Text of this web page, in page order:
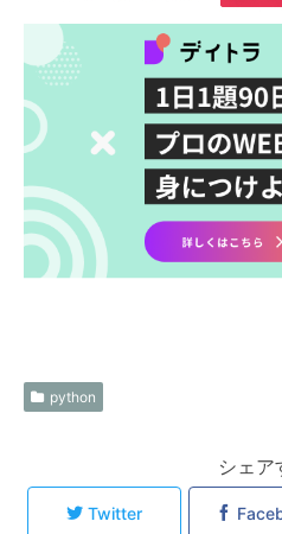
python
シェア
Twitter